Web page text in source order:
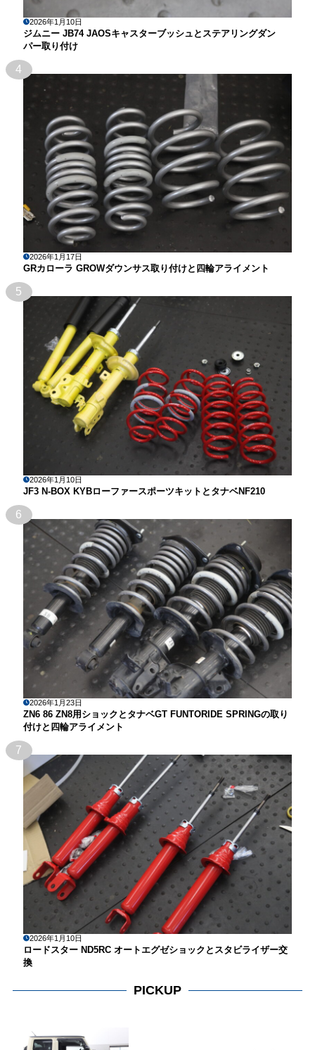
2026年1月10日
ジムニー JB74 JAOSキャスターブッシュとステアリングダン
パー取り付け
4
2026年1月17日
GRカローラ GROWダウンサス取り付けと四輪アライメント
5
2026年1月10日
JF3 N-BOX KYBローファースポーツキットとタナベNF210
6
2026年1月23日
ZN6 86 ZN8用ショックとタナベGT FUNTORIDE SPRINGの取り
付けと四輪アライメント
7
2026年1月10日
ロードスター ND5RC オートエグゼショックとスタビライザー交
換
PICKUP